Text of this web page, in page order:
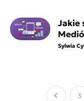
Jakie
Sylwia
3